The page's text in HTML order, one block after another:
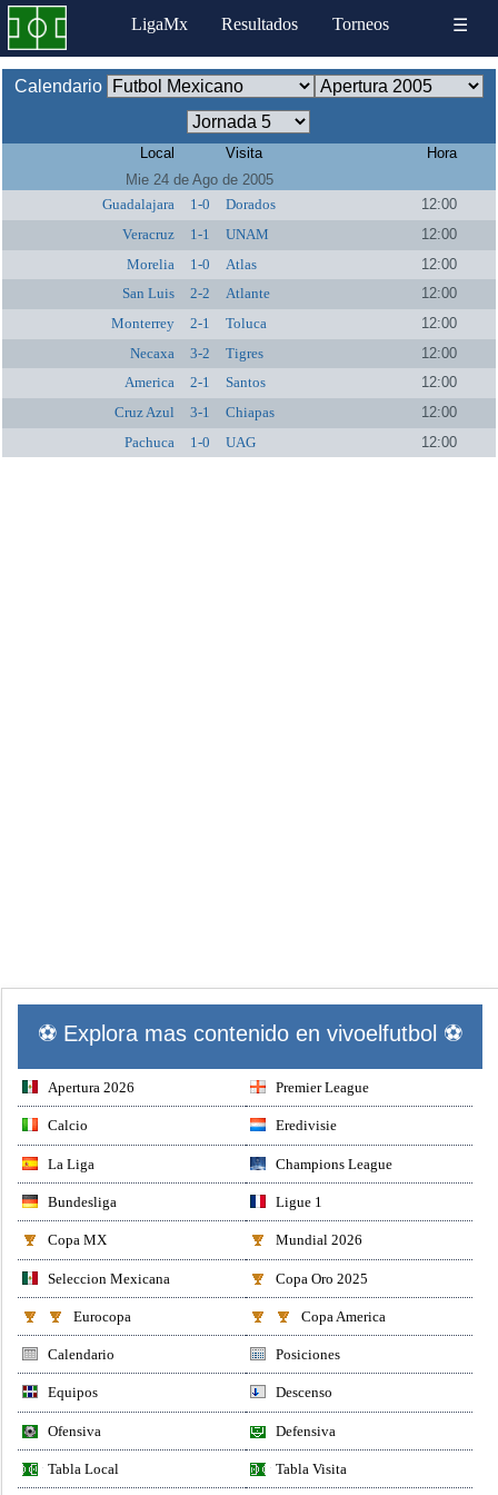
LigaMx Resultados Torneos ☰
Calendario
Local Visita
Hora
Mie 24 de Ago de 2005
Guadalajara
1-0 Dorados
12:00
Veracruz
1-1 UNAM
12:00
Morelia
1-0 Atlas
12:00
San Luis
2-2 Atlante
12:00
Monterrey
2-1 Toluca
12:00
Necaxa
3-2 Tigres
12:00
America
2-1 Santos
12:00
Cruz Azul
3-1 Chiapas
12:00
Pachuca
1-0 UAG 12:00
⚽ Explora mas contenido en vivoelfutbol ⚽
Apertura 2026 Premier League
Calcio Eredivisie
La Liga Champions League
Bundesliga Ligue 1
Copa MX Mundial 2026
Seleccion Mexicana Copa Oro 2025
Eurocopa Copa America
Calendario Posiciones
Equipos Descenso
Ofensiva Defensiva
Tabla Local Tabla Visita